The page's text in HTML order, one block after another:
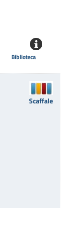
Biblioteca
Scaffale